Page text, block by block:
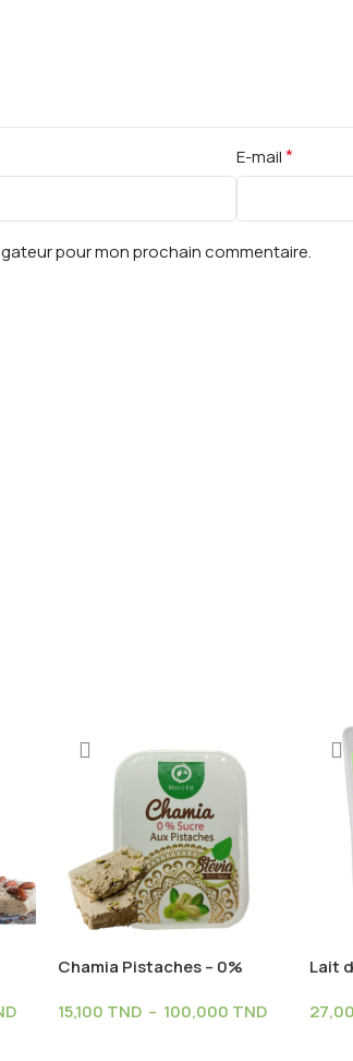
E-mail*
pour mon prochain commentaire.
Chamia Pistaches – 0%
15,100 TND – 100,000 TND
Lait